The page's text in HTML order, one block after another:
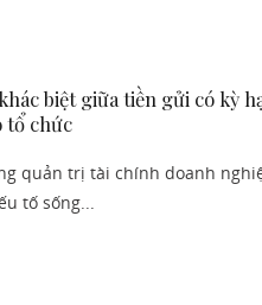
biệt giữa tiền gửi có kỳ
tổ chức
quản trị tài chính doanh
tố sống...